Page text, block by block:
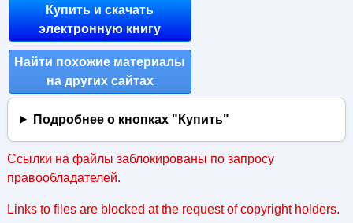
Купить и скачать
электронную книгу
Найти похожие материалы
на других сайтах
Подробнее о кнопках "Купить"
Ссылки на файлы заблокированы по запросу
правообладателей.
Links to files are blocked at the request of copyright holders.